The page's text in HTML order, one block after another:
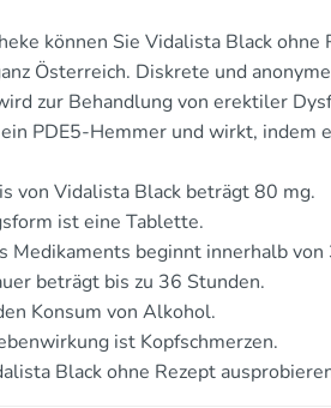
können Sie Vidalista Black ohne
Österreich. Diskrete und
zur Behandlung von erektiler
PDE5-Hemmer und wirkt, indem
von Vidalista Black beträgt 80 mg.
ist eine Tablette.
Medikaments beginnt innerhalb
beträgt bis zu 36 Stunden.
Konsum von Alkohol.
ist Kopfschmerzen.
Black ohne Rezept